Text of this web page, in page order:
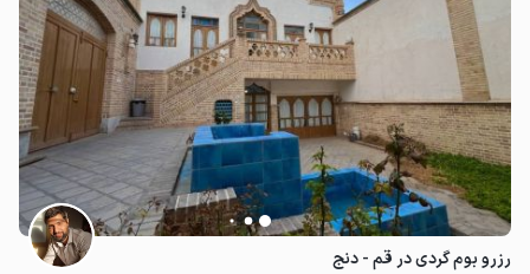
رزرو بوم گردی در قم - دنج